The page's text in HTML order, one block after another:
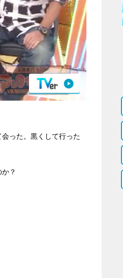
った。黒くして行った
？